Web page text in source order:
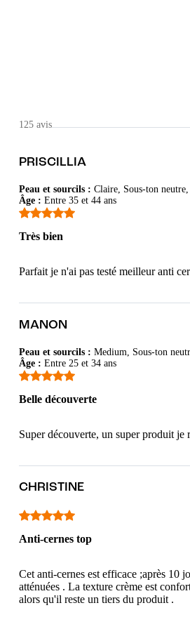
je constate que mes paupières sont
rose parfaite pour les cernes. Je
à mettre
pas de paquet en fin de journée teinte
125 avis
PRISCILLIA
Peau et sourcils: Claire, Sous-ton
Âge: Entre 35 et 44 ans
Très bien
Parfait je n'ai pas testé meilleur anti
MANON
Peau et sourcils: Medium, Sous-ton
Âge: Entre 25 et 34 ans
Belle découverte
Super découverte, un super produit je
CHRISTINE
Anti-cernes top
Cet anti-cernes est efficace ;après 10
atténuées . La texture crème est
alors qu'il reste un tiers du produit .